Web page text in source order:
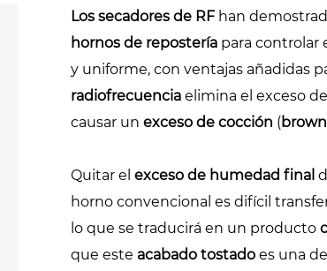
productos líquidos
Los secadores de RFhan
hornos de reposteríapara controlar
y uniforme, con ventajas añadidas
radiofrecuenciaelimina el exceso
causar un exceso de cocción (
Quitar el exceso de humedad final
horno convencional es difícil
lo que se traducirá en un producto
que este acabado tostadoes una